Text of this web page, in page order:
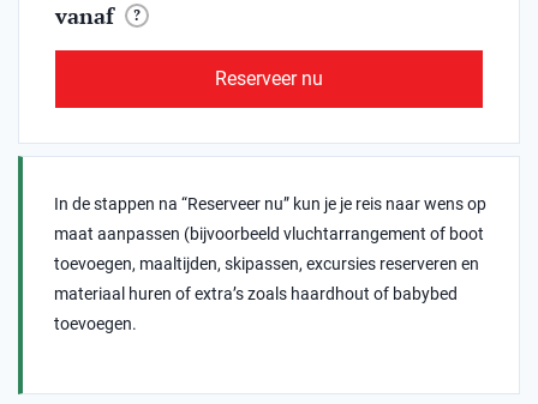
vanaf ?
Reserveer nu
In de stappen na “Reserveer nu” kun je je reis naar wens op
maat aanpassen (bijvoorbeeld vluchtarrangement of boot
toevoegen, maaltijden, skipassen, excursies reserveren en
materiaal huren of extra’s zoals haardhout of babybed
toevoegen.